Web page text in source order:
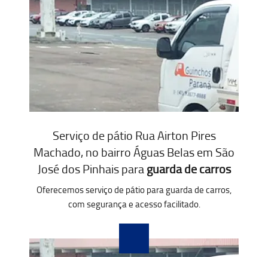
Serviço de pátio Rua Airton Pires
Machado, no bairro Águas Belas em São
José dos Pinhais paraguarda de carros
Oferecemos serviço de pátio para guarda de carros,
com segurança e acesso facilitado.